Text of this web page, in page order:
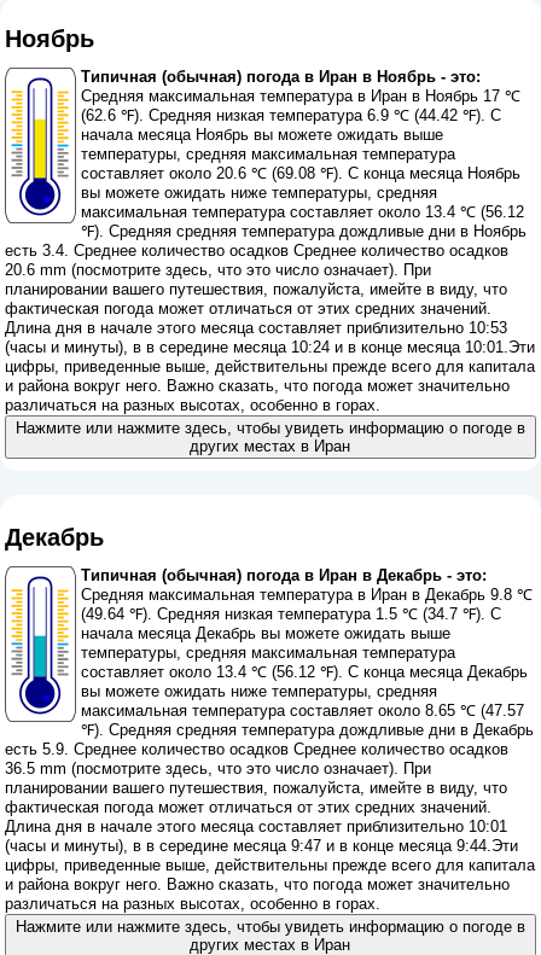
Ноябрь
Типичная (обычная) погода в Иран в Ноябрь - это:
Средняя максимальная температура в Иран в Ноябрь 17 ℃
(62.6 ℉). Средняя низкая температура 6.9 ℃ (44.42 ℉). С
начала месяца Ноябрь вы можете ожидать выше
температуры, средняя максимальная температура
составляет около 20.6 ℃ (69.08 ℉). С конца месяца Ноябрь
вы можете ожидать ниже температуры, средняя
максимальная температура составляет около 13.4 ℃ (56.12
℉). Средняя средняя температура дождливые дни в Ноябрь
есть 3.4. Среднее количество осадков Среднее количество осадков
20.6 mm (посмотрите здесь, что это число означает). При
планировании вашего путешествия, пожалуйста, имейте в виду, что
фактическая погода может отличаться от этих средних значений.
Длина дня в начале этого месяца составляет приблизительно 10:53
(часы и минуты), в в середине месяца 10:24 и в конце месяца 10:01.Эти
цифры, приведенные выше, действительны прежде всего для капитала
и района вокруг него. Важно сказать, что погода может значительно
различаться на разных высотах, особенно в горах.
Нажмите или нажмите здесь, чтобы увидеть информацию о погоде в
других местах в Иран
Декабрь
Типичная (обычная) погода в Иран в Декабрь - это:
Средняя максимальная температура в Иран в Декабрь 9.8 ℃
(49.64 ℉). Средняя низкая температура 1.5 ℃ (34.7 ℉). С
начала месяца Декабрь вы можете ожидать выше
температуры, средняя максимальная температура
составляет около 13.4 ℃ (56.12 ℉). С конца месяца Декабрь
вы можете ожидать ниже температуры, средняя
максимальная температура составляет около 8.65 ℃ (47.57
℉). Средняя средняя температура дождливые дни в Декабрь
есть 5.9. Среднее количество осадков Среднее количество осадков
36.5 mm (посмотрите здесь, что это число означает). При
планировании вашего путешествия, пожалуйста, имейте в виду, что
фактическая погода может отличаться от этих средних значений.
Длина дня в начале этого месяца составляет приблизительно 10:01
(часы и минуты), в в середине месяца 9:47 и в конце месяца 9:44.Эти
цифры, приведенные выше, действительны прежде всего для капитала
и района вокруг него. Важно сказать, что погода может значительно
различаться на разных высотах, особенно в горах.
Нажмите или нажмите здесь, чтобы увидеть информацию о погоде в
других местах в Иран